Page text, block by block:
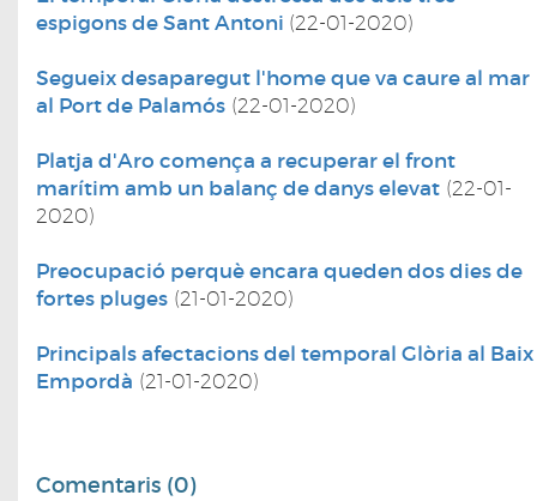
espigons de Sant Antoni (22-01-2020)
Segueix desaparegut l'home que va caure al mar
al Port de Palamós (22-01-2020)
Platja d'Aro comença a recuperar el front
marítim amb un balanç de danys elevat (22-01-
2020)
Preocupació perquè encara queden dos dies de
fortes pluges (21-01-2020)
Principals afectacions del temporal Glòria al Baix
Empordà (21-01-2020)
Comentaris (0)